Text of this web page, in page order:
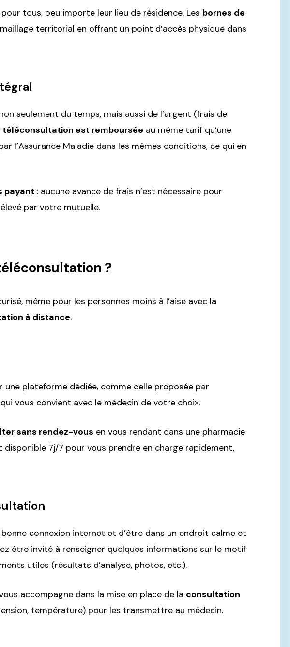
tous, peu importe leur lieu de résidence. Les bornes de
territorial en offrant un point d’accès physique dans
seulement du temps, mais aussi de l’argent (frais de
téléconsultation est remboursée au même tarif qu’une
l’Assurance Maladie dans les mêmes conditions, ce qui en
payant : aucune avance de frais n’est nécessaire pour
par votre mutuelle.
?
même pour les personnes moins à l’aise avec la
à distance.
plateforme dédiée, comme celle proposée par
vous convient avec le médecin de votre choix.
sans rendez-vous en vous rendant dans une pharmacie
disponible 7j/7 pour vous prendre en charge rapidement,
connexion internet et d’être dans un endroit calme et
être invité à renseigner quelques informations sur le motif
utiles (résultats d’analyse, photos, etc.).
accompagne dans la mise en place de la consultation
température) pour les transmettre au médecin.